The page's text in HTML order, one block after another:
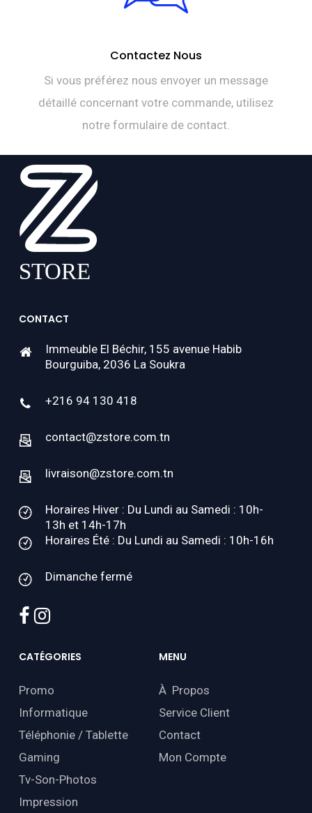
Contactez Nous
Si vous préférez nous envoyer un message
détaillé concernant votre commande, utilisez
notre formulaire de contact.
CONTACT
Immeuble El Béchir, 155 avenue Habib
Bourguiba, 2036 La Soukra
+216 94 130 418
contact@zstore.com.tn
livraison@zstore.com.tn
Horaires Hiver : Du Lundi au Samedi : 10h-
13h et 14h-17h
Horaires Été : Du Lundi au Samedi : 10h-16h
Dimanche fermé
facebook
instagram
CATÉGORIES
Promo
Informatique
Téléphonie / Tablette
Gaming
Tv-Son-Photos
Impression
MENU
À Propos
Service Client
Contact
Mon Compte